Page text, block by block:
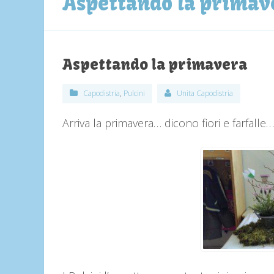
Aspettando la primavera
Capodistria, Pulcini Unita Capodistria
Arriva la primavera… dicono fiori e farfalle…